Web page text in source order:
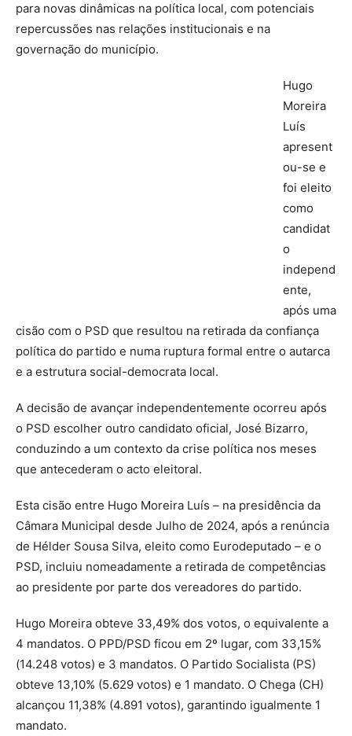
para novas dinâmicas na política local, com potenciais
repercussões nas relações institucionais e na
governação do município.
Hugo
Moreira
Luís
apresent
ou-se e
foi eleito
como
candidat
o
independ
ente,
após uma
cisão com o PSD que resultou na retirada da confiança
política do partido e numa ruptura formal entre o autarca
e a estrutura social-democrata local.
A decisão de avançar independentemente ocorreu após
o PSD escolher outro candidato oficial, José Bizarro,
conduzindo a um contexto da crise política nos meses
que antecederam o acto eleitoral.
Esta cisão entre Hugo Moreira Luís – na presidência da
Câmara Municipal desde Julho de 2024, após a renúncia
de Hélder Sousa Silva, eleito como Eurodeputado – e o
PSD, incluiu nomeadamente a retirada de competências
ao presidente por parte dos vereadores do partido.
Hugo Moreira obteve 33,49% dos votos, o equivalente a
4 mandatos. O PPD/PSD ficou em 2º lugar, com 33,15%
(14.248 votos) e 3 mandatos. O Partido Socialista (PS)
obteve 13,10% (5.629 votos) e 1 mandato. O Chega (CH)
alcançou 11,38% (4.891 votos), garantindo igualmente 1
mandato.